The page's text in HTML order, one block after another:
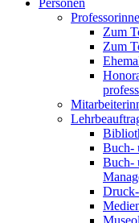
Zum
Zum
Buch-
Buch-